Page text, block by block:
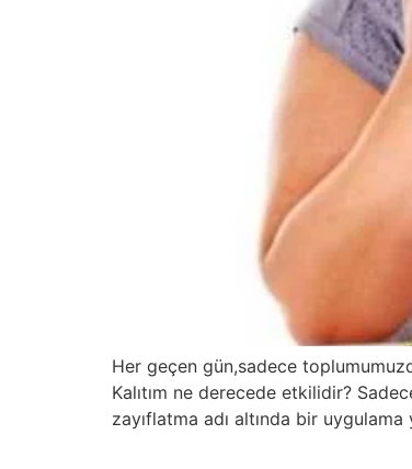
Her geçen gün,sadece
Kalıtım ne derecede etkilidir?
zayıflatma adı altında bir